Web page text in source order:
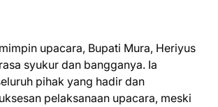
upacara, Bupati Mura, Heriyus
syukur dan bangganya. Ia
pihak yang hadir dan
pelaksanaan upacara, meski